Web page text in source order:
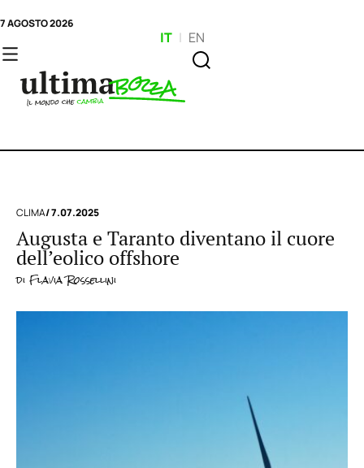
7 AGOSTO 2026
IT | EN
CLIMA/ 7.07.2025
Augusta e Taranto diventano il cuore
dell’eolico offshore
di Flavia Rossellini